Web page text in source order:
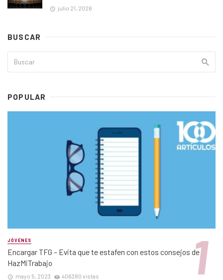
julio 21, 2026
BUSCAR
POPULAR
JÓVENES
Encargar TFG – Evita que te estafen con estos consejos de
HazMiTrabajo
mayo 5, 2023 406380 vistas